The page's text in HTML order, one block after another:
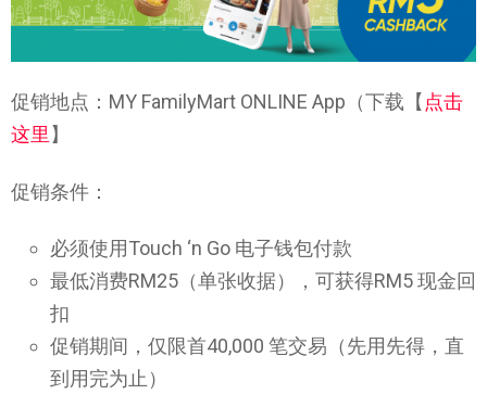
促销地点：MY FamilyMart ONLINE App（下载【 点击
这里 】
促销条件：
必须使用Touch ‘n Go 电子钱包付款
最低消费RM25（单张收据），可获得RM5 现金回
扣
促销期间，仅限首40,000 笔交易（先用先得，直
到用完为止）